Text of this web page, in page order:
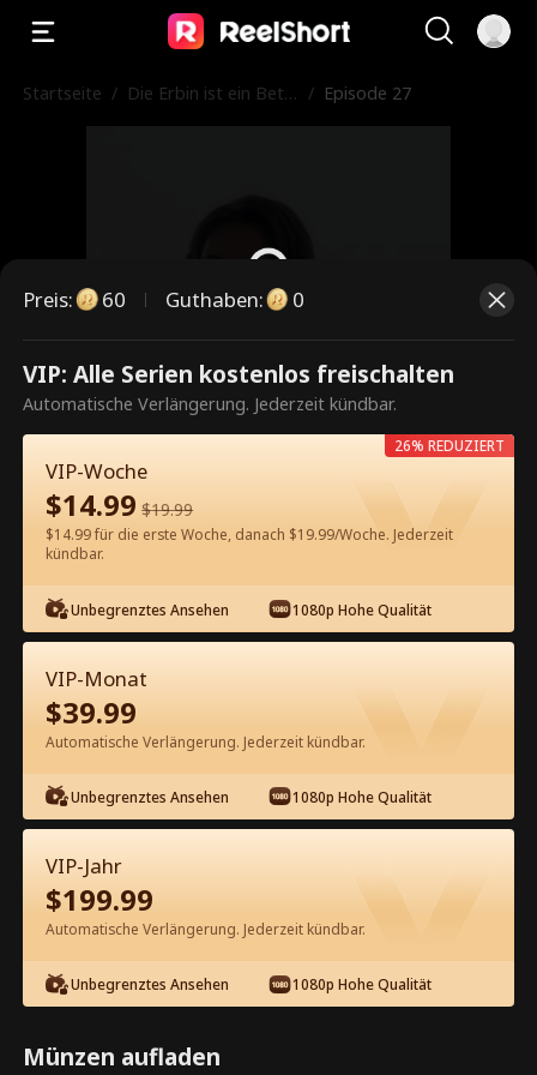
Startseite / Die Erbin ist ein Betr
/ Episode 27
Dies ist eine kostenpflichtige
Episode. Bitte entsperren, um
60 Jetzt entsperren
Kostenlos in der App ansehen
Episode 27 - Die Erbin ist ein
Betrüger Kompletter Film
1-50 51-70
27 28 29 30 31
Preis: 60 Guthaben: 0
VIP: Alle Serien kostenlos freischalten
Automatische Verlängerung. Jederzeit kündbar.
VIP-Woche
$14.99 $19.99
$14.99 für die erste Woche, danach $19.99/Woche. Jederzeit
kündbar.
Unbegrenztes Ansehen 1080p Hohe Qualität
26% REDUZIERT
VIP-Monat
$39.99
Automatische Verlängerung. Jederzeit kündbar.
Unbegrenztes Ansehen 1080p Hohe Qualität
VIP-Jahr
$199.99
Automatische Verlängerung. Jederzeit kündbar.
Unbegrenztes Ansehen 1080p Hohe Qualität
Münzen aufladen